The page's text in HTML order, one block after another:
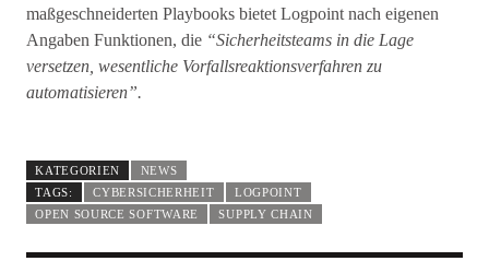
maßgeschneiderten Playbooks bietet Logpoint nach eigenen
Angaben Funktionen, die “Sicherheitsteams in die Lage
versetzen, wesentliche Vorfallsreaktionsverfahren zu
automatisieren”.
KATEGORIEN
NEWS
TAGS:
CYBERSICHERHEIT
LOGPOINT
OPEN SOURCE SOFTWARE
SUPPLY CHAIN